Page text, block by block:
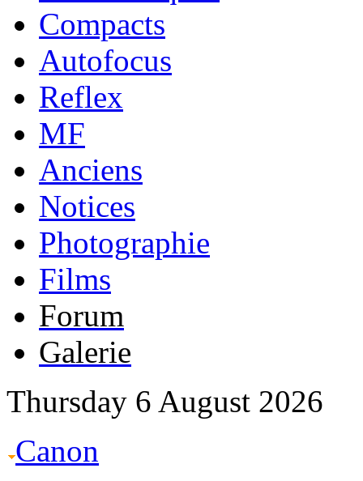
Compacts
Autofocus
Reflex
MF
Anciens
Notices
Photographie
Films
Forum
Galerie
Thursday 6 August 2026
Canon